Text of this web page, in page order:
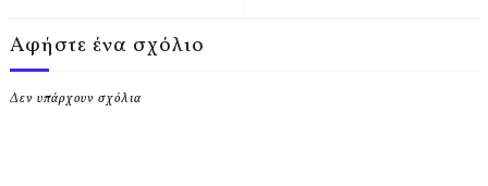
Αφήστε ένα σχόλιο
Δεν υπάρχουν σχόλια